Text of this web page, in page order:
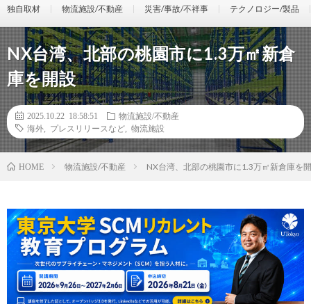
独自取材 物流施設/不動産 災害/事故/不祥事 テクノロジー/製品
NX台湾、北部の桃園市に1.3万㎡新倉
庫を開設
2025.10.22 18:58:51
物流施設/不動産
海外
プレスリリースなど 物流施設
HOME 物流施設/不動産 NX台湾、北部の桃園市に1.3万㎡新倉庫を